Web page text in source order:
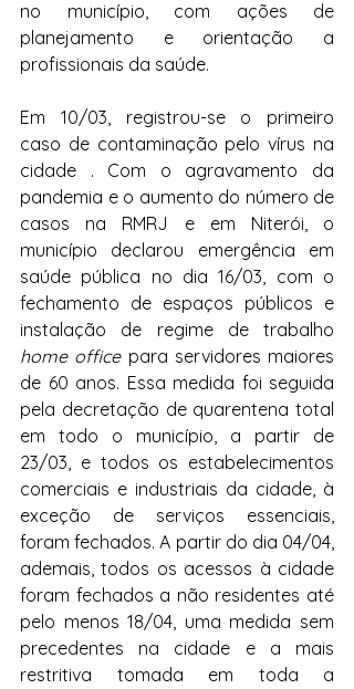
no município, com ações de
planejamento e orientação a
profissionais da saúde.
Em 10/03, registrou-se o primeiro
caso de contaminação pelo vírus na
cidade . Com o agravamento da
pandemia e o aumento do número de
casos na RMRJ e em Niterói, o
município declarou emergência em
saúde pública no dia 16/03, com o
fechamento de espaços públicos e
home office para servidores maiores
de 60 anos. Essa medida foi seguida
pela decretação de quarentena total
em todo o município, a partir de
23/03, e todos os estabelecimentos
comerciais e industriais da cidade, à
exceção de serviços essenciais,
foram fechados. A partir do dia 04/04,
ademais, todos os acessos à cidade
foram fechados a não residentes até
pelo menos 18/04, uma medida sem
precedentes na cidade e a mais
restritiva tomada em toda a